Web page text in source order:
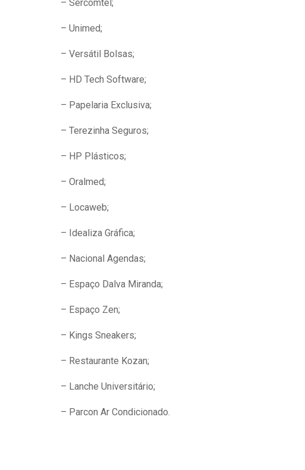
– Sercomtel;
– Unimed;
– Versátil Bolsas;
– HD Tech Software;
– Papelaria Exclusiva;
– Terezinha Seguros;
– HP Plásticos;
– Oralmed;
– Locaweb;
– Idealiza Gráfica;
– Nacional Agendas;
– Espaço Dalva Miranda;
– Espaço Zen;
– Kings Sneakers;
– Restaurante Kozan;
– Lanche Universitário;
– Parcon Ar Condicionado.
terceirizando seus
ensaios com um comando
de voz e resolvendo